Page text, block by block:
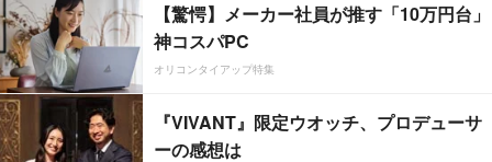
【驚愕】メーカー社員が推す「10万円台」
神コスパPC
オリコンタイアップ特集
『VIVANT』限定ウオッチ、プロデューサ
ーの感想は